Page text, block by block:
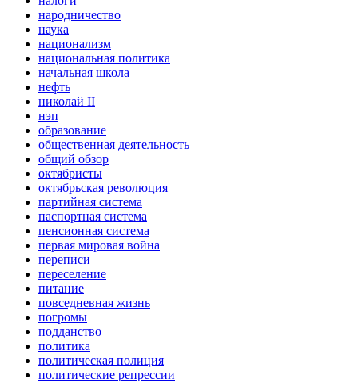
народничество
наука
национализм
национальная политика
начальная школа
нефть
николай II
нэп
образование
общественная деятельность
общий обзор
октябристы
октябрьская революция
партийная система
паспортная система
пенсионная система
первая мировая война
переписи
переселение
питание
повседневная жизнь
погромы
подданство
политика
политическая полиция
политические репрессии